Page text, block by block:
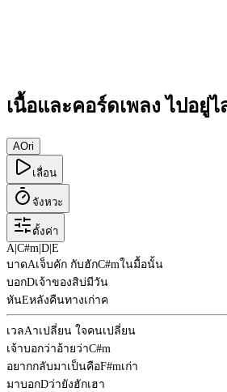
เนื้อและคอร์ดเพลง ไปอยู่ไ
AOri
เลื่อน
จังหวะ
ตั้งค่า
A C#m D E
บาดAเจ็บคัก กับฮักC#mในมื้อนั้น
บอกDเจ้าของสิบ่มีวัน
หันEหลังคืนทางเก่าค
เวลAาเปลี่ยน ใจคนเปลี่ยน
เจ้าบอกว่าอ้ายว่าC#m
อยากกลับมาเป็นคือF#mเก่า
มาบอกDว่ายังฮักเฮา